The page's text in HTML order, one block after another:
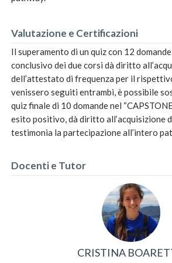
Valutazione e Certificazioni
Il superamento di un quiz con 12
conclusivo dei due corsi dà diritto
dell’attestato di frequenza per il
venissero seguiti entrambi, è possibile
quiz finale di 10 domande nel
esito positivo, dà diritto all’acquisizione
testimonia la partecipazione all’intero
Docenti e Tutor
CRISTINA